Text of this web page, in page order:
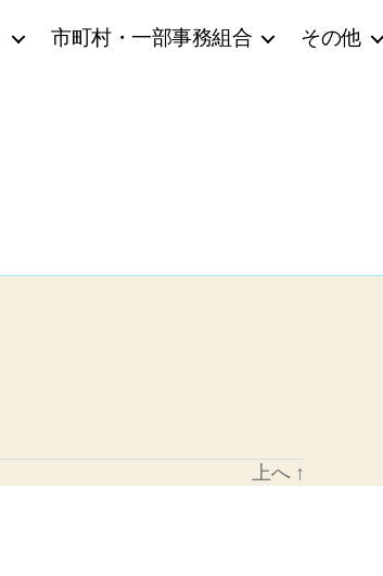
市町村・一部事務組合 その他
上へ ↑